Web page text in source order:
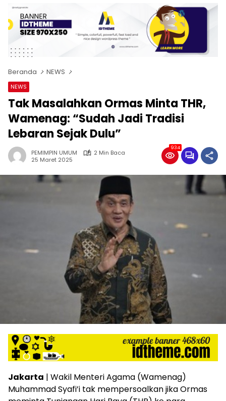
Beranda NEWS
NEWS
Tak Masalahkan Ormas Minta THR,
Wamenag: “Sudah Jadi Tradisi
Lebaran Sejak Dulu”
PEMIMPIN UMUM
2 Min Baca
25 Maret 2025
934
Jakarta | Wakil Menteri Agama (Wamenag)
Muhammad Syafi’i tak mempersoalkan jika Ormas